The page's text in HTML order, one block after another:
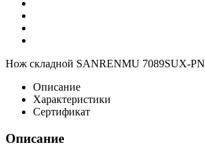
Нож складной SANRENMU 7089SUX-PN
Описание
Характеристики
Сертификат
Описание